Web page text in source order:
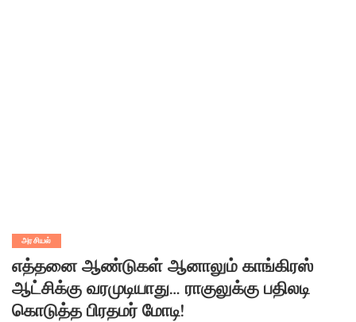
அரசியல்
எத்தனை ஆண்டுகள் ஆனாலும் காங்கிரஸ்
ஆட்சிக்கு வரமுடியாது… ராகுலுக்கு பதிலடி
கொடுத்த பிரதமர் மோடி!